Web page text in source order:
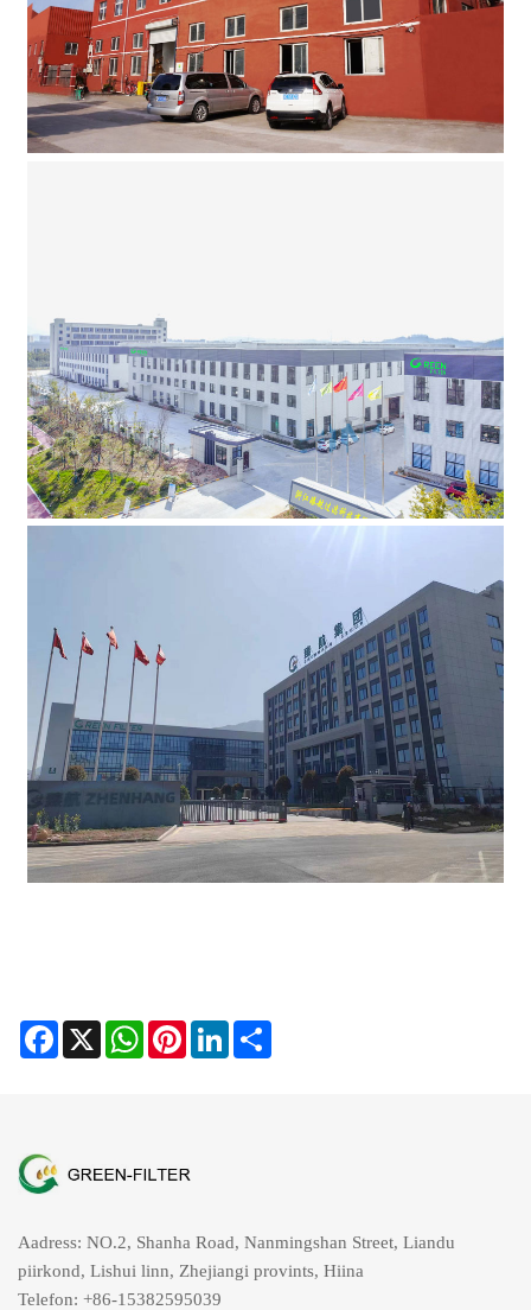
Facebook
X WhatsAppPinterestLinkedIn
Aadress: NO.2, Shanha Road, Nanmingshan Street, Liandu
piirkond, Lishui linn, Zhejiangi provints, Hiina
Telefon: +86-15382595039